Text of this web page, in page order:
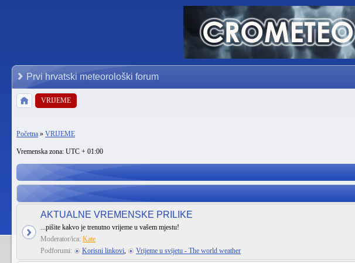
Prvi hrvatski meteorološki forum
VRIJEME
Početna » VRIJEME
Vremenska zona: UTC + 01:00
AKTUALNE VREMENSKE PRILIKE
...pišite kakvo je trenutno vrijeme u vašem mjestu!
Moderator/ica: Kate
Podforumi:
Korisni linkovi, Vrijeme u svijetu - The world weather